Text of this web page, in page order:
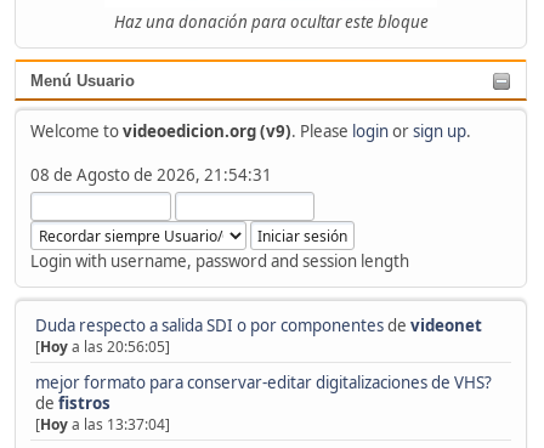
Haz una donación para ocultar este bloque
Menú Usuario
Welcome tovideoedicion.org (v9). Please loginorsign up.
08 de Agosto de 2026, 21:54:31
Login with username, password and session length
Duda respecto a salida SDI o por componentesde videonet
[Hoya las 20:56:05]
mejor formato para conservar-editar digitalizaciones de VHS?
de fistros
[Hoya las 13:37:04]